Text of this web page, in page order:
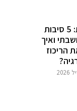
נוירודלקת: 5 סיבות
ואיך
הריכוז